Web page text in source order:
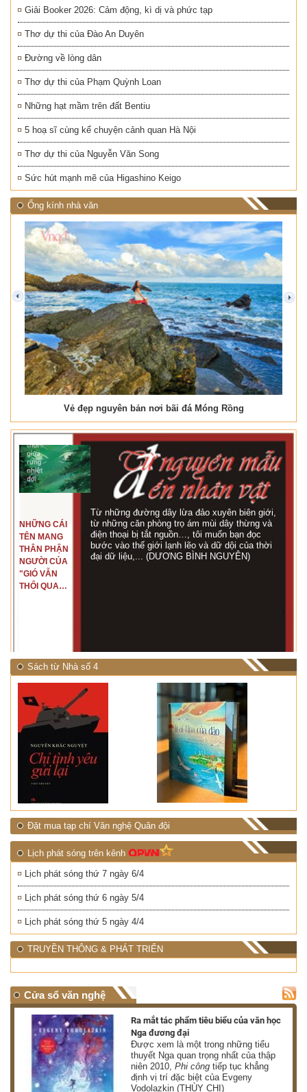
Giải Booker 2026: Cảm động, kì dị và phức tạp
Thơ dự thi của Đào An Duyên
Đường về lòng dân
Thơ dự thi của Phạm Quỳnh Loan
Những hạt mầm trên đất Bentiu
5 hoạ sĩ cùng kể chuyện cảnh quan Hà Nội
Thơ dự thi của Nguyễn Văn Song
Sức hút mạnh mẽ của Higashino Keigo
Ống kính nhà văn
Vẻ đẹp nguyên bản nơi bãi đá Móng Rồng
prev next
NHỮNG CÁI
TÊN MANG
THÂN PHẬN
NGƯỜI CỦA
"GIÓ VẪN
THỔI QUA
Từ những đường dây lừa đảo xuyên biên giới,
từ những căn phòng trọ ám mùi dây thừng và
điện thoại bị tắt nguồn…, tôi muốn bạn đọc
bước vào thế giới lạnh lẽo và dữ dội của thời
đại dữ liệu,... (DƯƠNG BÌNH NGUYÊN)
Sách từ Nhà số 4
Đặt mua tạp chí Văn nghệ Quân đội
Lịch phát sóng trên kênh
Lịch phát sóng thứ 7 ngày 6/4
Lịch phát sóng thứ 6 ngày 5/4
Lịch phát sóng thứ 5 ngày 4/4
TRUYỀN THÔNG & PHÁT TRIỂN
Cửa sổ văn nghệ
Ra mắt tác phẩm tiêu biểu của văn học
Nga đương đại
Được xem là một trong những tiểu
thuyết Nga quan trọng nhất của thập
niên 2010,Phi công tiếp tục khẳng
định vị trí đặc biệt của Evgeny
Vodolazkin (THÙY CHI)